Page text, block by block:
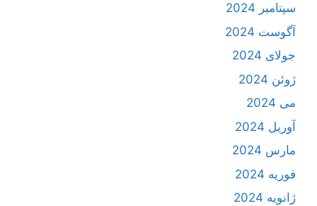
سپتامبر 2024
آگوست 2024
جولای 2024
ژوئن 2024
می 2024
آوریل 2024
مارس 2024
فوریه 2024
ژانویه 2024